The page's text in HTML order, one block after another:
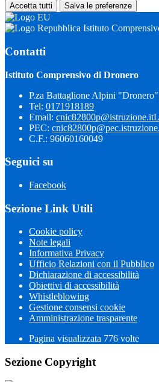
Accetta tutti Salva le preferenze
Istituto
Contatti
Istituto Comprensivo di Dronero
P.za Battaglione Alpini
Tel: 0171918189
Email: cnic82800p@istruzione.it
PEC:
C.F.: 96060160049
Seguici su
Facebook
Sezione Link Utili
Cookie policy
Note legali
Informativa Privacy
Ufficio Relazioni con il Pubblico
Dichiarazione di accessibilità
Obiettivi di accessibilità
Whistleblowing
Gestione consensi cookie
Amministrazione trasparente
Pagina visualizzata 776 volte
Sezione Copyright